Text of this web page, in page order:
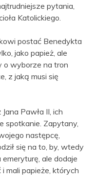
pytania,
Katolickiego.
postać Benedykta
jako papież, ale
o wyborze na tron
z jaką musi się
Pawła II, ich
spotkanie. Zapytany,
następcę,
się na to, by, wtedy
ale dodaje
mali papieże, których